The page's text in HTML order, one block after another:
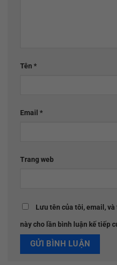
Tên *
Email *
Trang web
Lưu tên của tôi, email,
này cho lần bình luận kế tiếp